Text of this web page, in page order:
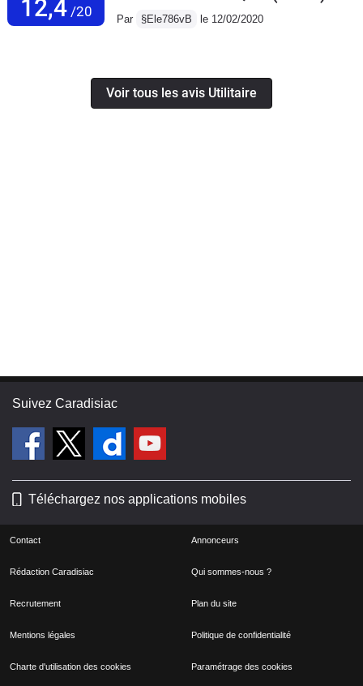
12,4/20 Par §Ele786vB le 12/02/2020
Voir tous les avis Utilitaire
Suivez Caradisiac
Téléchargez nos applications mobiles
Contact Annonceurs
Rédaction Caradisiac Qui sommes-nous ?
Recrutement Plan du site
Mentions légales Politique de confidentialité
Charte d'utilisation des cookies Paramétrage des cookies